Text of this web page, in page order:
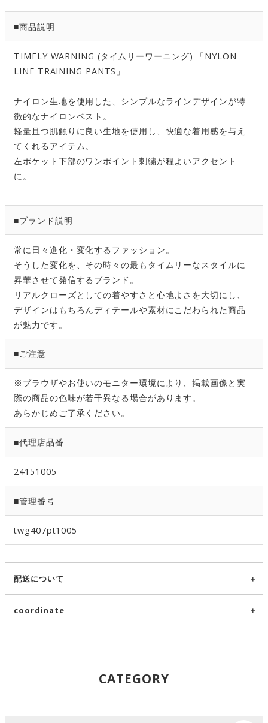
■商品説明
TIMELY WARNING (タイムリーワーニング) 「NYLON
LINE TRAINING PANTS」
ナイロン生地を使用した、シンプルなラインデザインが特
徴的なナイロンベスト。
軽量且つ肌触りに良い生地を使用し、快適な着用感を与え
てくれるアイテム。
左ポケット下部のワンポイント刺繍が程よいアクセント
に。
■ブランド説明
常に日々進化・変化するファッション。
そうした変化を、その時々の最もタイムリーなスタイルに
昇華させて発信するブランド。
リアルクローズとしての着やすさと心地よさを大切にし、
デザインはもちろんディテールや素材にこだわられた商品
が魅力です。
■ご注意
※ブラウザやお使いのモニター環境により、掲載画像と実
際の商品の色味が若干異なる場合があります。
あらかじめご了承ください。
■代理店品番
24151005
■管理番号
twg407pt1005
配送について
coordinate
CATEGORY